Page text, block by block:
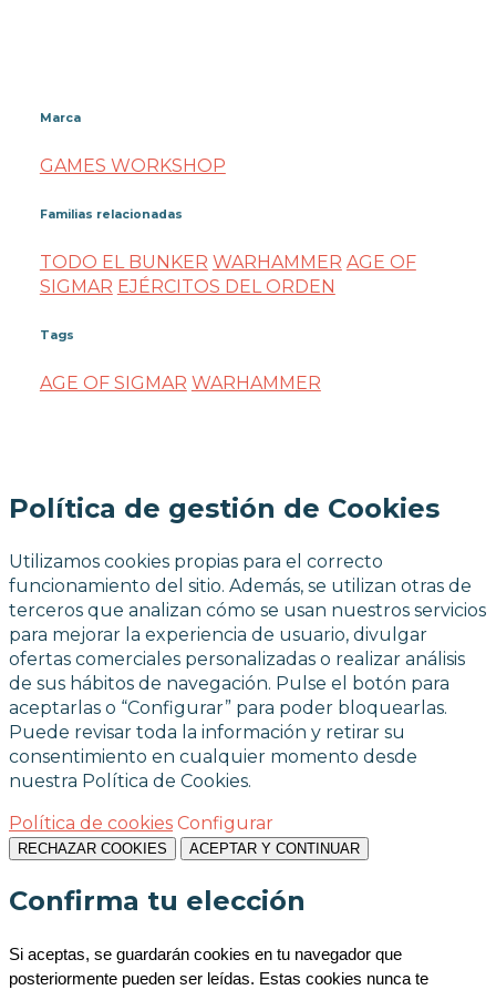
Marca
GAMES WORKSHOP
Familias relacionadas
TODO EL BUNKER WARHAMMER AGE OF
SIGMAR EJÉRCITOS DEL ORDEN
Tags
AGE OF SIGMAR WARHAMMER
Política de gestión de Cookies
Utilizamos cookies propias para el correcto
funcionamiento del sitio. Además, se utilizan otras de
terceros que analizan cómo se usan nuestros servicios
para mejorar la experiencia de usuario, divulgar
ofertas comerciales personalizadas o realizar análisis
de sus hábitos de navegación. Pulse el botón para
aceptarlas o “Configurar” para poder bloquearlas.
Puede revisar toda la información y retirar su
consentimiento en cualquier momento desde
nuestra Política de Cookies.
Política de cookies Configurar
RECHAZAR COOKIES ACEPTAR Y CONTINUAR
Confirma tu elección
Si aceptas, se guardarán cookies en tu navegador que
posteriormente pueden ser leídas. Estas cookies nunca te